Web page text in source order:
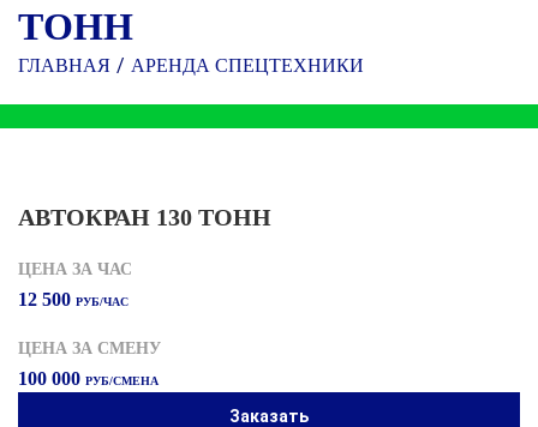
ТОНН
ГЛАВНАЯ АРЕНДА СПЕЦТЕХНИКИ
АВТОКРАН 130 ТОНН
ЦЕНА ЗА ЧАС
12 500 РУБ/ЧАС
ЦЕНА ЗА СМЕНУ
100 000 РУБ/СМЕНА
Заказать